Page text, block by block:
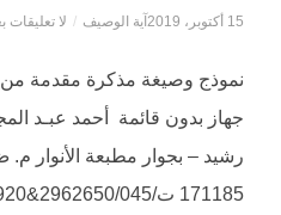
15 أكتوبر، 2019 آية الوصيف / لا تعليقات
نموذج وصيغة مذكرة مقدمة
جهاز بدون قائمة أحمد عبـد